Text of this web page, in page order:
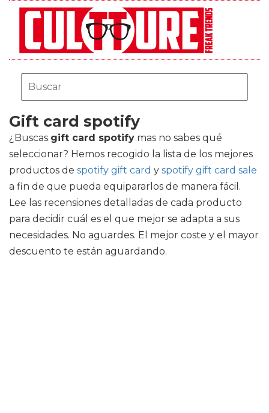
Gift card spotify
¿Buscas gift card spotify mas no sabes qué
seleccionar? Hemos recogido la lista de los mejores
productos de spotify gift card y spotify gift card sale
a fin de que pueda equipararlos de manera fácil.
Lee las recensiones detalladas de cada producto
para decidir cuál es el que mejor se adapta a sus
necesidades. No aguardes. El mejor coste y el mayor
descuento te están aguardando.